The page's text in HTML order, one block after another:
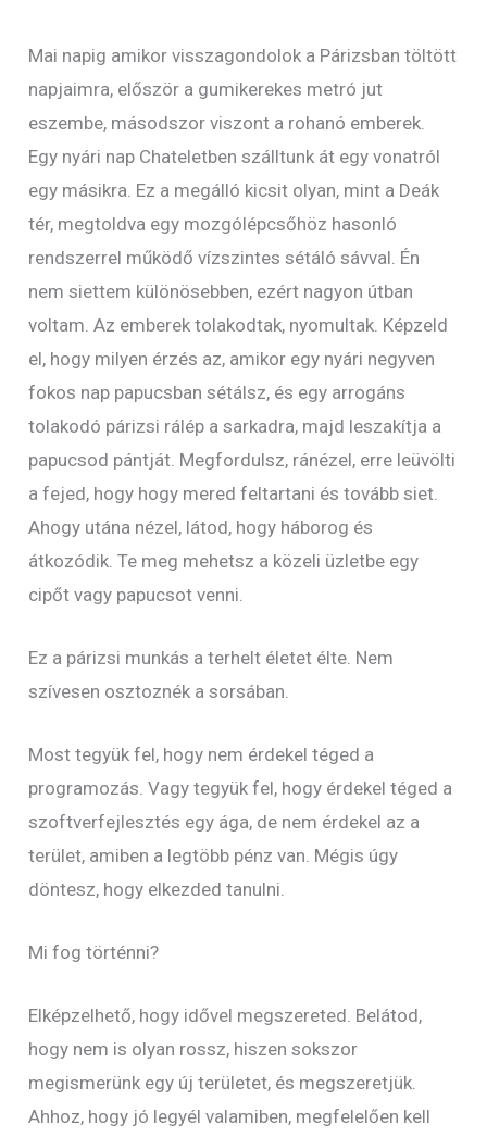
Mai napig amikor visszagondolok a Párizsban töltött
napjaimra, először a gumikerekes metró jut
eszembe, másodszor viszont a rohanó emberek.
Egy nyári nap Chateletben szálltunk át egy vonatról
egy másikra. Ez a megálló kicsit olyan, mint a Deák
tér, megtoldva egy mozgólépcsőhöz hasonló
rendszerrel működő vízszintes sétáló sávval. Én
nem siettem különösebben, ezért nagyon útban
voltam. Az emberek tolakodtak, nyomultak. Képzeld
el, hogy milyen érzés az, amikor egy nyári negyven
fokos nap papucsban sétálsz, és egy arrogáns
tolakodó párizsi rálép a sarkadra, majd leszakítja a
papucsod pántját. Megfordulsz, ránézel, erre leüvölti
a fejed, hogy hogy mered feltartani és tovább siet.
Ahogy utána nézel, látod, hogy háborog és
átkozódik. Te meg mehetsz a közeli üzletbe egy
cipőt vagy papucsot venni.
Ez a párizsi munkás a terhelt életet élte. Nem
szívesen osztoznék a sorsában.
Most tegyük fel, hogy nem érdekel téged a
programozás. Vagy tegyük fel, hogy érdekel téged a
szoftverfejlesztés egy ága, de nem érdekel az a
terület, amiben a legtöbb pénz van. Mégis úgy
döntesz, hogy elkezded tanulni.
Mi fog történni?
Elképzelhető, hogy idővel megszereted. Belátod,
hogy nem is olyan rossz, hiszen sokszor
megismerünk egy új területet, és megszeretjük.
Ahhoz, hogy jó legyél valamiben, megfelelően kell